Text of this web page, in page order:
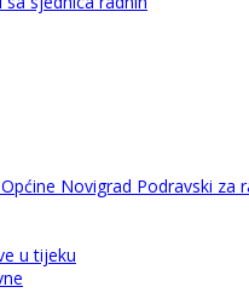
Novigrad Podravski za
u tijeku